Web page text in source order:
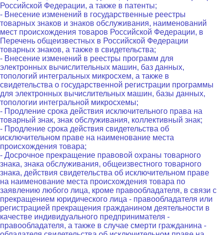
Российской Федерации, а также в патенты;
- Внесение изменений в государственные реестры
товарных знаков и знаков обслуживания, наименований
мест происхождения товаров Российской Федерации, в
Перечень общеизвестных в Российской Федерации
товарных знаков, а также в свидетельства;
- Внесение изменений в реестры программ для
электронных вычислительных машин, баз данных,
топологий интегральных микросхем, а также в
свидетельства о государственной регистрации программы
для электронных вычислительных машин, базы данных,
топологии интегральной микросхемы;
- Продление срока действия исключительного права на
товарный знак, знак обслуживания, коллективный знак;
- Продление срока действия свидетельства об
исключительном праве на наименование места
происхождения товара;
- Досрочное прекращение правовой охраны товарного
знака, знака обслуживания, общеизвестного товарного
знака, действия свидетельства об исключительном праве
на наименование места происхождения товара по
заявлению любого лица, кроме правообладателя, в связи с
прекращением юридического лица - правообладателя или
регистрацией прекращения гражданином деятельности в
качестве индивидуального предпринимателя -
правообладателя, а также в случае смерти гражданина -